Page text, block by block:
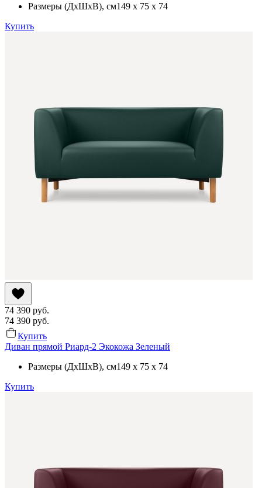
Размеры (ДхШхВ), см149 x 75 x 74
Купить
74 390 руб.
74 390 руб.
Купить
Диван прямой Риард-2 Экокожа Зеленый
Размеры (ДхШхВ), см149 x 75 x 74
Купить